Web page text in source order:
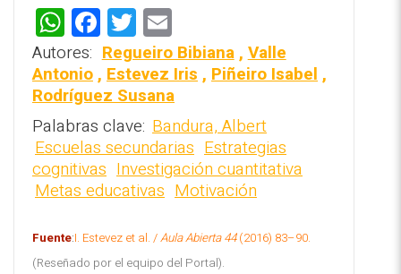
REPOSITORIO EN LÍNEA DE
CONTENIDOS ACADÉMICOS SOBRE
EDUCACIÓN Y FORMACIÓN DEL
PROFESORADO
W
h
at
s
A
p
p
F
a
ce
b
o
o
k
T
wi
tt
er
m
ai
l
Autores: Regueiro Bibiana,Valle
Antonio, Estevez Iris, Piñeiro Isabel,
Rodríguez Susana
Palabras clave: Bandura, Albert
Escuelas secundarias Estrategias
cognitivas Investigación cuantitativa
Metas educativas Motivación
Fuente:I. Estevez et al. /Aula Abierta 44(2016) 83–90.
(Reseñado por el equipo del Portal).